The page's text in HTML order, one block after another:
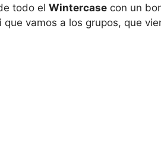
todo el Wintercase con un
que vamos a los grupos, que